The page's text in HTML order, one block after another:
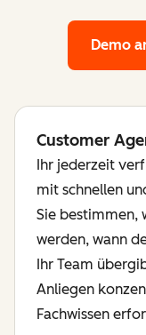
Demo
Customer
Ihr jederzeit
mit schnellen
Sie bestimmen,
werden, wann
Ihr Team
Anliegen
Fachwissen